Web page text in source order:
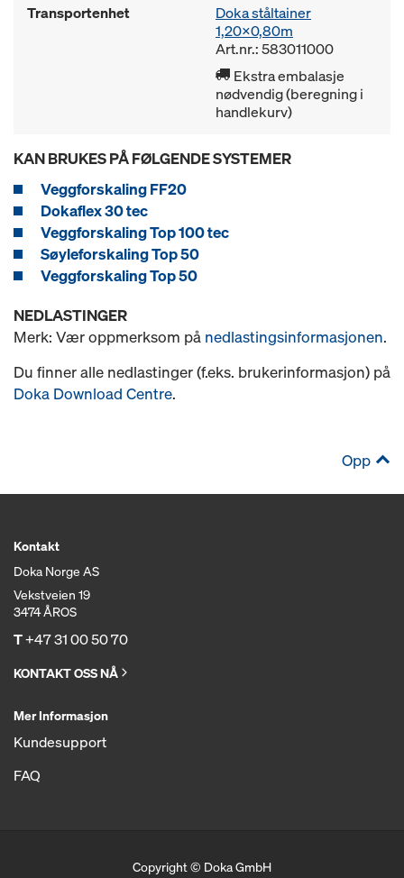
Transportenhet
Doka ståltainer
1,20x0,80m
Art.nr.: 583011000
Ekstra embalasje
nødvendig (beregning i
handlekurv)
KAN BRUKES PÅ FØLGENDE SYSTEMER
Veggforskaling FF20
Dokaflex 30 tec
Veggforskaling Top 100 tec
Søyleforskaling Top 50
Veggforskaling Top 50
NEDLASTINGER
Merk: Vær oppmerksom på nedlastingsinformasjonen.
Du finner alle nedlastinger (f.eks. brukerinformasjon) på
Doka Download Centre.
Opp
Kontakt
Doka Norge AS
Vekstveien 19
3474 ÅROS
T+47 31 00 50 70
KONTAKT OSS NÅ
Mer Informasjon
Kundesupport
FAQ
Copyright © Doka GmbH